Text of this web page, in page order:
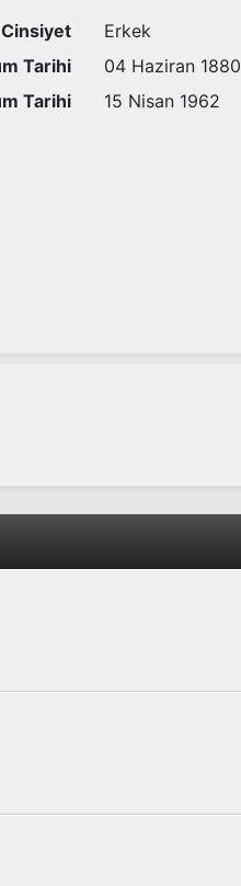
Cinsiyet
Erkek
Tarihi
04 Haziran 1880
Tarihi
15 Nisan 1962